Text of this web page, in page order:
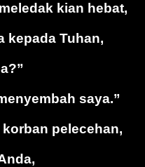
kian hebat,
kepada Tuhan,
saya.”
pelecehan,